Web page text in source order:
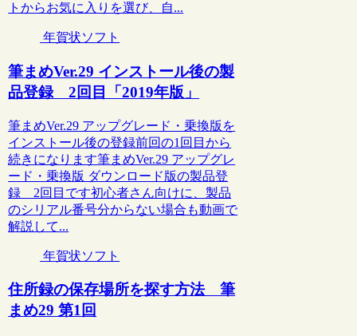
トからお気に入りを選び、自...
年賀状ソフト
筆まめVer.29 インストール後の製
品登録 2回目「2019年版」
筆まめVer.29 アップグレード・乗換版を
インストール後の登録前回の1回目から
続きになります筆まめVer.29 アップグレ
ード・乗換版 ダウンロード版の製品登
録 2回目です初心者さん向けに、製品
のシリアル番号分からない場合も動画で
解説して...
年賀状ソフト
住所録の保存場所を探す方法 筆
まめ29 第1回